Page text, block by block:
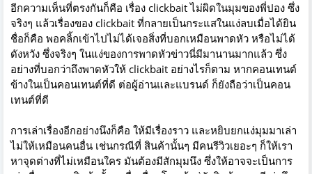
อีกความเห็นที่ตรงกันก็คือ เรื่อง clickbait ไม่ผิดในมุมของพี่ปอง ซึ่ง
จริงๆ แล้วเรื่องของ clickbait ที่กลายเป็นกระแสในแง่ลบเมื่อได้ยิน
ชื่อก็คือ พอคลิ้กเข้าไปไม่ได้เจอสิ่งที่บอกเหมือนพาดหัว หรือไม่ได้
ดังหวัง ซึ่งจริงๆ ในแง่ของการพาดหัวข่าวนี่มีมานานมากแล้ว ซึ่ง
อย่างที่บอกว่าถึงพาดหัวให้ clickbait อย่างไรก็ตาม หากคอนเทนต์
ข้างในเป็นคอนเทนต์ที่ดี ต่อผู้อ่านและแบรนด์ ก็ยังถือว่าเป็นคอน
เทนต์ที่ดี
การเล่าเรื่องอีกอย่างนึงก็คือ ให้มีเรื่องราว และหยิบยกแง่มุมมาเล่า
ไม่ให้เหมือนคนอื่น เช่นกรณีที่ สินค้านั้นๆ มีคนรีวิวเยอะๆ ก็ให้เรา
หาจุดต่างที่ไม่เหมือนใคร มันต้องมีสักมุมนึง ซึ่งให้อาจจะเป็นการ